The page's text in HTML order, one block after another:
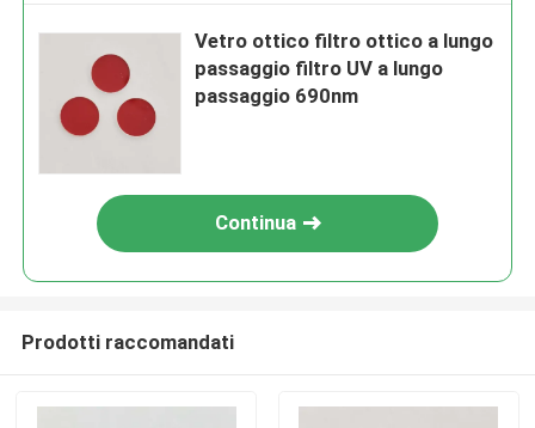
Vetro ottico filtro ottico a lungo
passaggio filtro UV a lungo
passaggio 690nm
Continua
Prodotti raccomandati